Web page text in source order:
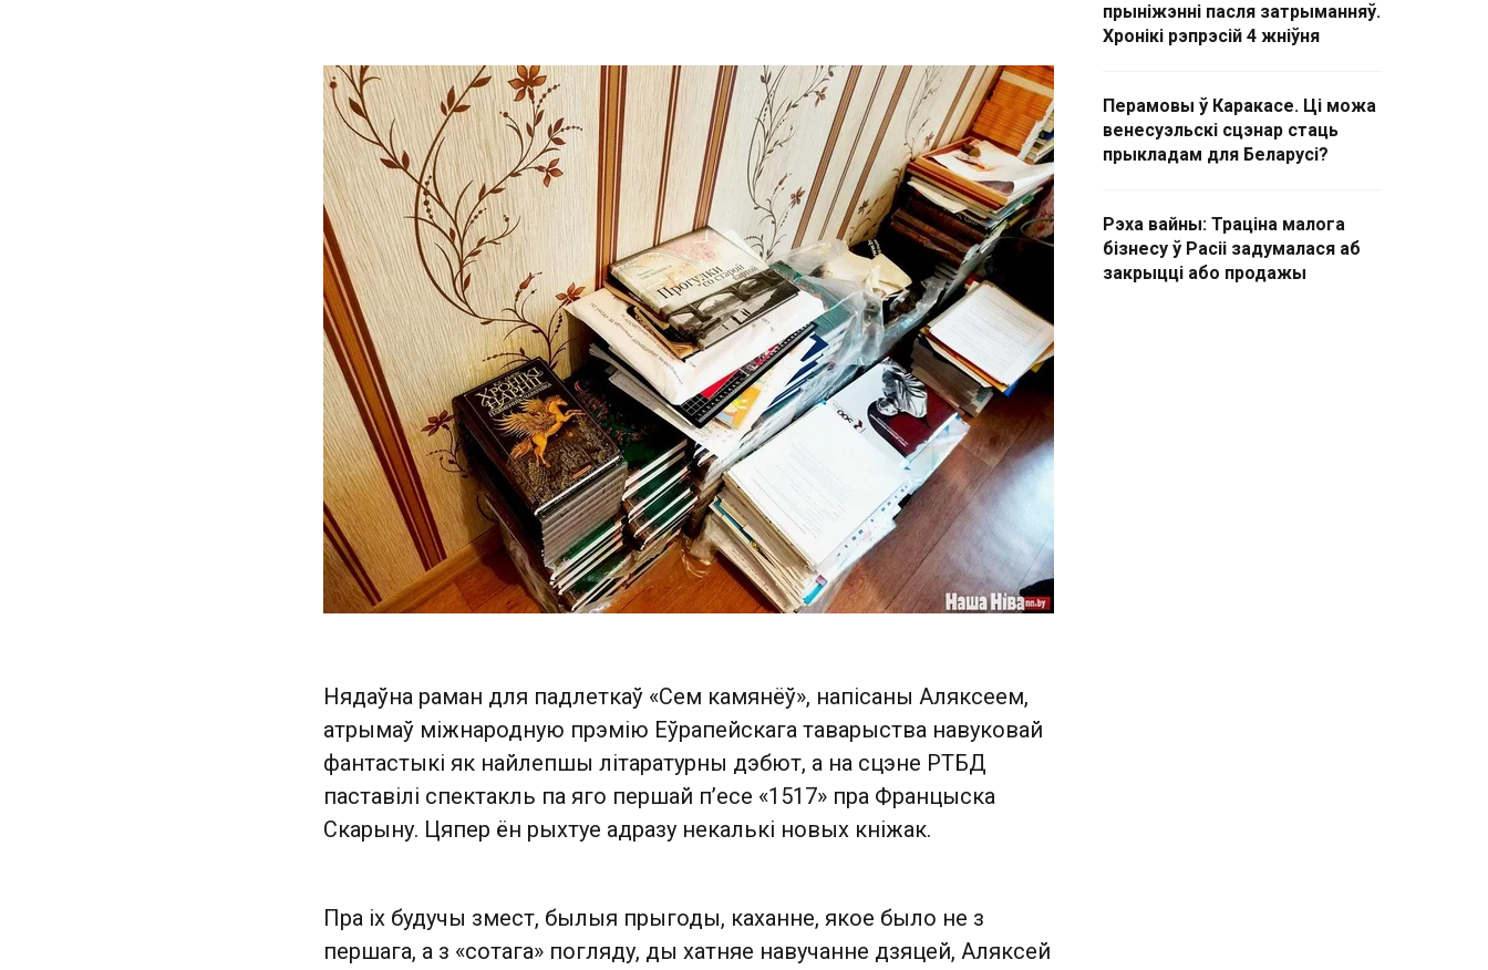
Нядаўна раман для падлеткаў «Сем камянёў», напісаны Аляксеем,
атрымаў міжнародную прэмію Еўрапейскага таварыства навуковай
фантастыкі як найлепшы літаратурны дэбют, а на сцэне РТБД
паставілі спектакль па яго першай п’есе «1517» пра Францыска
Скарыну. Цяпер ён рыхтуе адразу некалькі новых кніжак.
Пра іх будучы змест, былыя прыгоды, каханне, якое было не з
першага, а з «сотага» погляду, ды хатняе навучанне дзяцей, Аляксей
прыніжэнні пасля затрыманняў.
Хронікі рэпрэсій 4 жніўня
Перамовы ў Каракасе. Ці можа
венесуэльскі сцэнар стаць
прыкладам для Беларусі?
Рэха вайны: Траціна малога
бізнесу ў Расіі задумалася аб
закрыцці або продажы